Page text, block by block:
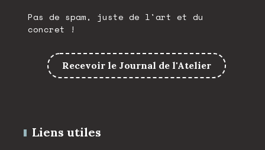
Pas de spam, juste de l'art et du
concret !
Recevoir le Journal de l'Atelier
Liens utiles